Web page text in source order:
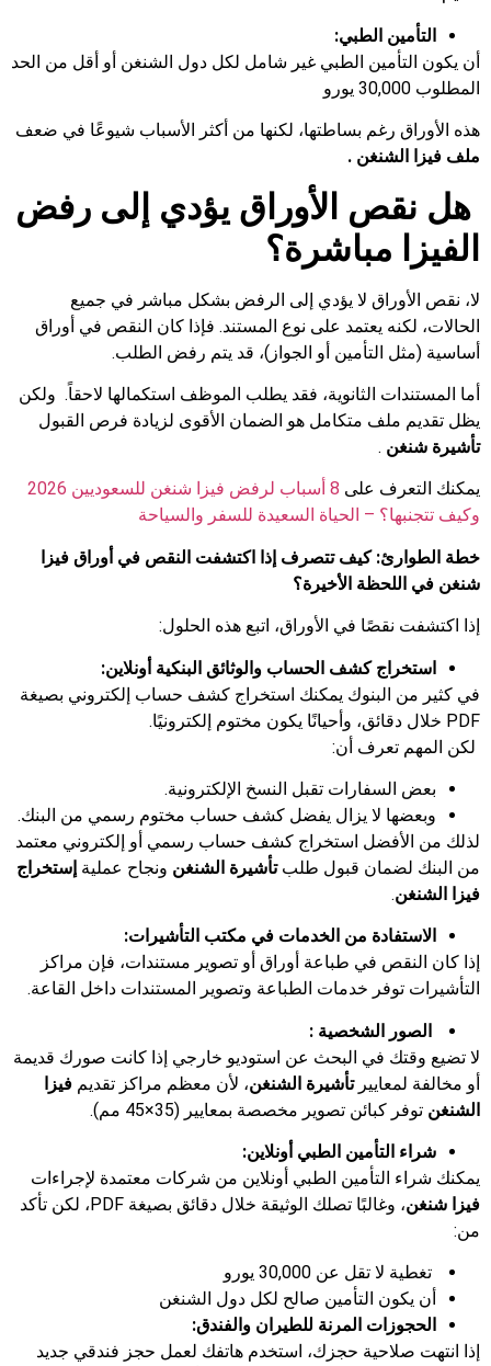
التأمين الطبي:
أن يكون التأمين الطبي غير شامل لكل دول الشنغن أو أقل من الحد
المطلوب 30,000 يورو
هذه الأوراق رغم بساطتها، لكنها من أكثر الأسباب شيوعًا في ضعف
ملف فيزا الشنغن .
هل نقص الأوراق يؤدي إلى رفض
الفيزا مباشرة؟
لا، نقص الأوراق لا يؤدي إلى الرفض بشكل مباشر في جميع
الحالات، لكنه يعتمد على نوع المستند. فإذا كان النقص في أوراق
أساسية (مثل التأمين أو الجواز)، قد يتم رفض الطلب.
أما المستندات الثانوية، فقد يطلب الموظف استكمالها لاحقاً. ولكن
يظل تقديم ملف متكامل هو الضمان الأقوى لزيادة فرص القبول
تأشيرة شنغن .
يمكنك التعرف على 8 أسباب لرفض فيزا شنغن للسعوديين
وكيف تتجنبها؟ – الحياة السعيدة للسفر والسياحة
خطة الطوارئ: كيف تتصرف إذا اكتشفت النقص في أوراق فيزا
شنغن في اللحظة الأخيرة؟
إذا اكتشفت نقصًا في الأوراق، اتبع هذه الحلول:
استخراج كشف الحساب والوثائق البنكية أونلاين:
في كثير من البنوك يمكنك استخراج كشف حساب إلكتروني بصيغة
PDF خلال دقائق، وأحيانًا يكون مختوم إلكترونيًا.
لكن المهم تعرف أن:
بعض السفارات تقبل النسخ الإلكترونية.
وبعضها لا يزال يفضل كشف حساب مختوم رسمي من البنك.
لذلك من الأفضل استخراج كشف حساب رسمي أو إلكتروني معتمد
من البنك لضمان قبول طلبتأشيرة الشنغن ونجاح عملية إستخراج
فيزا الشنغن.
الاستفادة من الخدمات في مكتب التأشيرات:
إذا كان النقص في طباعة أوراق أو تصوير مستندات، فإن مراكز
التأشيرات توفر خدمات الطباعة وتصوير المستندات داخل القاعة.
الصور الشخصية :
لا تضيع وقتك في البحث عن استوديو خارجي إذا كانت صورك قديمة
أو مخالفة لمعاييرتأشيرة الشنغن، لأن معظم مراكز تقديم فيزا
الشنغن توفر كبائن تصوير مخصصة بمعايير (35×45 مم).
شراء التأمين الطبي أونلاين:
يمكنك شراء التأمين الطبي أونلاين من شركات معتمدة لإجراءات
فيزا شنغن
، وغالبًا تصلك الوثيقة خلال دقائق بصيغة PDF، لكن تأكد
من:
تغطية لا تقل عن 30,000 يورو
أن يكون التأمين صالح لكل دول الشنغن
الحجوزات المرنة للطيران والفندق:
إذا انتهت صلاحية حجزك، استخدم هاتفك لعمل حجز فندقي جديد